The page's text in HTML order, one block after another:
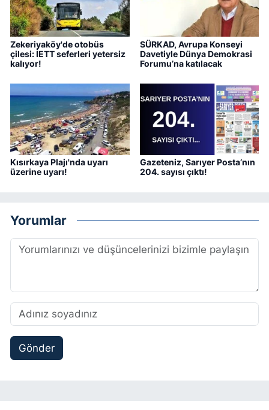
Zekeriyaköy'de otobüs
çilesi: İETT seferleri yetersiz
kalıyor!
SÜRKAD, Avrupa Konseyi
Davetiyle Dünya Demokrasi
Forumu’na katılacak
Kısırkaya Plajı'nda uyarı
üzerine uyarı!
Gazeteniz, Sarıyer Posta’nın
204. sayısı çıktı!
Yorumlar
Gönder